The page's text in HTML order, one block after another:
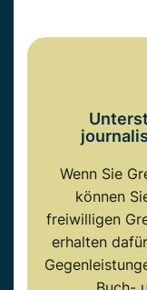
Wenn Sie
können
freiwilligen
erhalten